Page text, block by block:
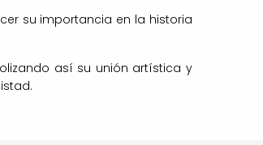
su importancia en la historia
así su unión artística y